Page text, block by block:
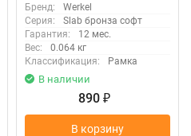
Бренд:
Werkel
Серия:
Slab бронза софт
Гарантия:
12 мес.
Вес:
0.064 кг
Классификация:
Рамка
В наличии
890 ₽
В корзину